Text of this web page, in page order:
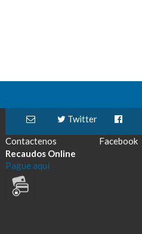
Contactenos
Twitter
Facebook
Recaudos Online
Pague aquí